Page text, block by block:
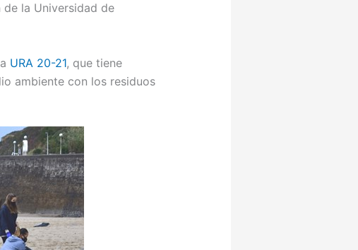
de la Universidad de
URA 20-21, que tiene
ambiente con los residuos